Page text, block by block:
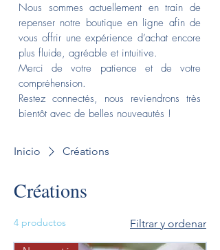
Nous sommes actuellement en train de
repenser notre boutique en ligne afin de
vous offrir une expérience d’achat encore
plus fluide, agréable et intuitive.
Merci de votre patience et de votre
compréhension.
Restez connectés, nous reviendrons très
bientôt avec de belles nouveautés !
Inicio Créations
Créations
4 productos Filtrar y ordenar